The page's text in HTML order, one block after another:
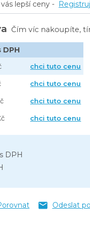
s DPH
lepší ceny -
Čím víc nakoupíte,
DPH
chci tuto cenu
chci tuto cenu
chci tuto cenu
chci tuto cenu
Odeslat